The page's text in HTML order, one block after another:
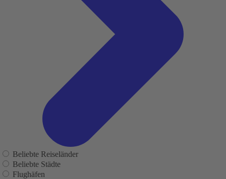
Beliebte Reiseländer
Beliebte Städte
Flughäfen